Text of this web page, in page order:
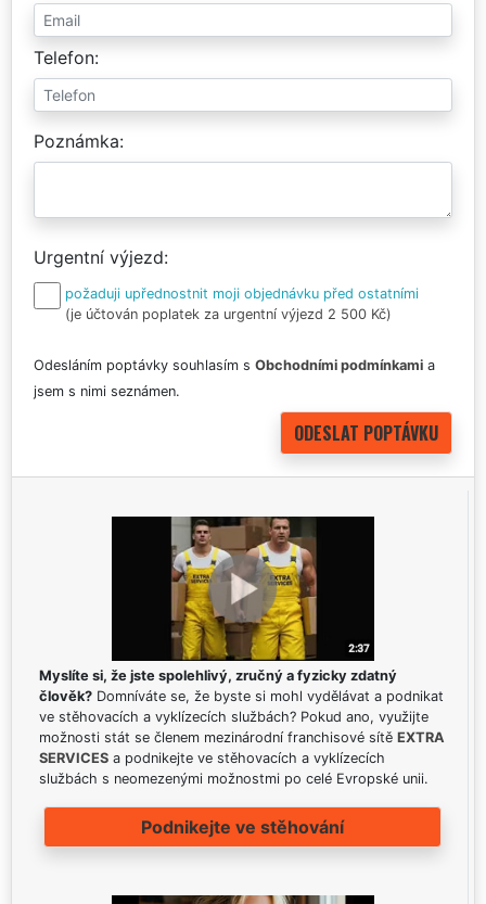
Telefon
Poznámka
Urgentní výjezd
požaduji upřednostnit moji objednávku před ostatními
(je účtován poplatek za urgentní výjezd 2 500 Kč)
Odesláním poptávky souhlasím s Obchodními podmínkami a
jsem s nimi seznámen.
Myslíte si, že jste spolehlivý, zručný a fyzicky zdatný
člověk? Domníváte se, že byste si mohl vydělávat a podnikat
ve stěhovacích a vyklízecích službách? Pokud ano, využijte
možnosti stát se členem mezinárodní franchisové sítě EXTRA
SERVICES a podnikejte ve stěhovacích a vyklízecích
službách s neomezenými možnostmi po celé Evropské unii.
Podnikejte ve stěhování